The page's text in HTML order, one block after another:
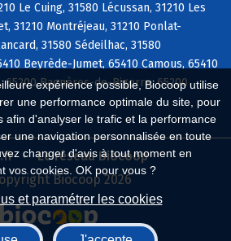
expérience possible, Biocoop utilise
une performance optimale du site, pour
afin d'analyser le trafic et la performance
une navigation personnalisée en toute
changer d'avis à tout moment en
vos cookies. OK pour vous ?
et paramétrer les cookies
Le Cuing, 31580 Lécussan, 31210 Les
31210 Montréjeau, 31210 Ponlat-
31580 Sédeilhac, 31580
Beyrède-Jumet, 65410 Camous, 65410
65200 Bagnères-de-Bigorre, 65200
Le réseau Biocoop
Biocoop 2026